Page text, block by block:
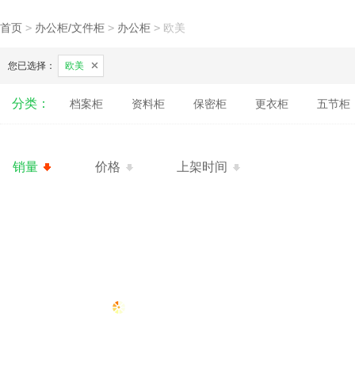
首页 > 办公柜/文件柜 > 办公柜 > 欧美
您已选择： 欧美
分类： 档案柜 资料柜 保密柜 更衣柜 五节柜
销量 价格 上架时间